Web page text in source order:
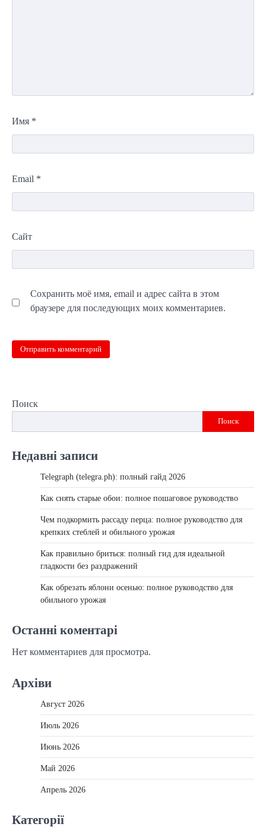
Имя *
Email *
Сайт
Сохранить моё имя, email и адрес сайта в этом
браузере для последующих моих комментариев.
Поиск
Поиск
Недавні записи
Telegraph (telegra.ph): полный гайд 2026
Как снять старые обои: полное пошаговое руководство
Чем подкормить рассаду перца: полное руководство для
крепких стеблей и обильного урожая
Как правильно бриться: полный гид для идеальной
гладкости без раздражений
Как обрезать яблони осенью: полное руководство для
обильного урожая
Останні коментарі
Нет комментариев для просмотра.
Архіви
Август 2026
Июль 2026
Июнь 2026
Май 2026
Апрель 2026
Категорії